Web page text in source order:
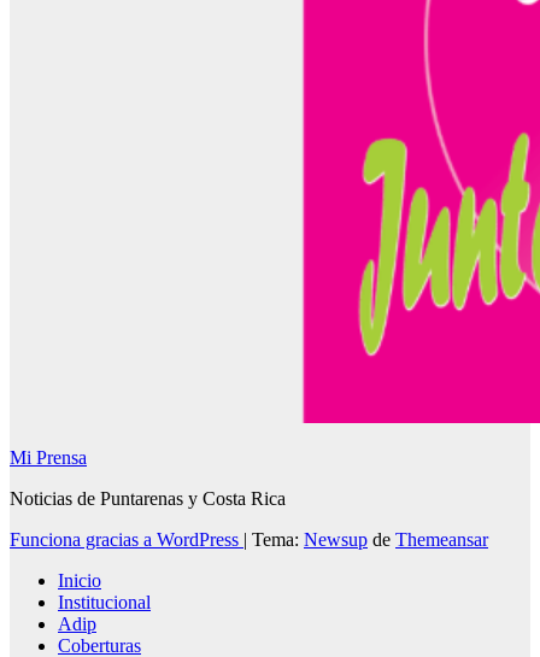
Mi Prensa
Noticias de Puntarenas y Costa Rica
Funciona gracias a WordPress | Tema: Newsup de Themeansar
Inicio
Institucional
Adip
Coberturas